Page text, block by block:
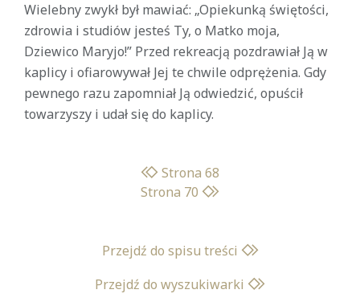
Wielebny zwykł był mawiać: „Opiekunką świętości,
zdrowia i studiów jesteś Ty, o Matko moja,
Dziewico Maryjo!” Przed rekreacją pozdrawiał Ją w
kaplicy i ofiarowywał Jej te chwile odprężenia. Gdy
pewnego razu zapomniał Ją odwiedzić, opuścił
towarzyszy i udał się do kaplicy.
Strona 68
Strona 70
Przejdź do spisu treści
Przejdź do wyszukiwarki